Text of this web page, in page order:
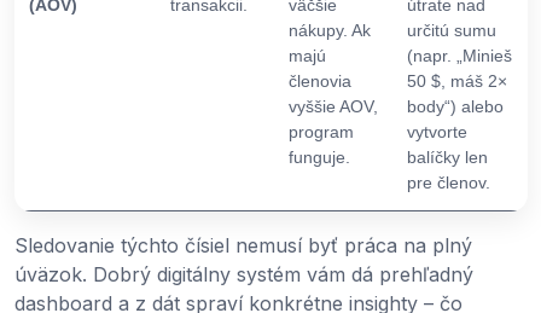
(AOV)
transakcii.
väčšie
nákupy. Ak
majú
členovia
vyššie AOV,
program
funguje.
útrate nad
určitú sumu
(napr. „Minieš
50 $, máš 2×
body“) alebo
vytvorte
balíčky len
pre členov.
Sledovanie týchto čísiel nemusí byť práca na plný
úväzok. Dobrý digitálny systém vám dá prehľadný
dashboard a z dát spraví konkrétne insighty – čo